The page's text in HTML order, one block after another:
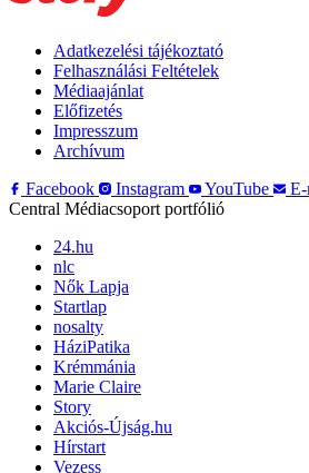
Adatkezelési tájékoztató
Felhasználási Feltételek
Médiaajánlat
Előfizetés
Impresszum
Archívum
Facebook
Instagram YouTube
Central Médiacsoport portfólió
24.hu
nlc
Nők Lapja
Startlap
nosalty
HáziPatika
Krémmánia
Marie Claire
Story
Akciós-Újság.hu
Hírstart
Vezess